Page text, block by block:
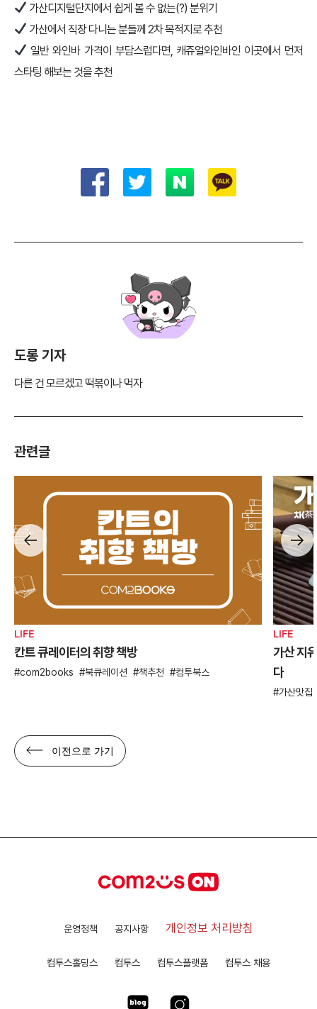
가산디지털단지에서 쉽게 볼 수 없는(?) 분위기
가산에서 직장 다니는 분들께 2차 목적지로 추천
일반 와인바 가격이 부담스럽다면, 캐쥬얼와인바인 이곳에서 먼저
스타팅 해보는 것을 추천
도롱 기자
다른 건 모르겠고 떡볶이나 먹자
관련글
LIFE
칸트 큐레이터의 취향 책방
com2books 북큐레이션 책추천 컴투북스
LIFE
가산 지
다
가산맛집
이전으로 가기
운영정책 공지사항 개인정보 처리방침
컴투스홀딩스 컴투스 컴투스플랫폼 컴투스 채용